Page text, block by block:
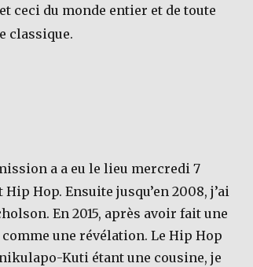
ceci du monde entier et de toute
classique.
a a eu le lieu mercredi 7
Hop. Ensuite jusqu’en 2008, j’ai
En 2015, après avoir fait une
une révélation. Le Hip Hop
Kuti étant une cousine, je